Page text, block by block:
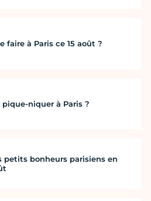
faire à Paris ce 15 août ?
pique-niquer à Paris ?
petits bonheurs parisiens en